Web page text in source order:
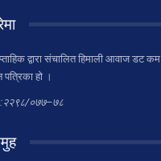
द्वारा संचालित हिमाली आवाज डट
हो ।
०७७–७८